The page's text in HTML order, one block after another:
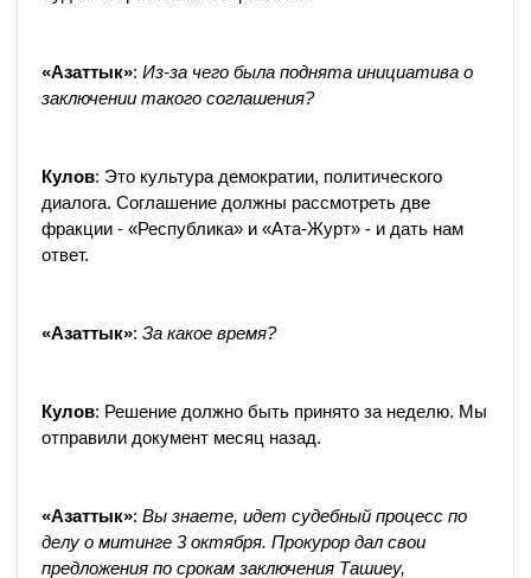
«Азаттык»: Из-за чего была поднята инициатива о
заключении такого соглашения?
Кулов: Это культура демократии, политического
диалога. Соглашение должны рассмотреть две
фракции - «Республика» и «Ата-Журт» - и дать нам
ответ.
«Азаттык»: За какое время?
Кулов: Решение должно быть принято за неделю. Мы
отправили документ месяц назад.
«Азаттык»: Вы знаете, идет судебный процесс по
делу о митинге 3 октября. Прокурор дал свои
предложения по срокам заключения Ташиеу,